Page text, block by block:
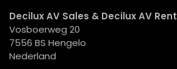
Decilux AV Sales & Decilux AV Rent
Vosboerweg 20
7556 BS Hengelo
Nederland